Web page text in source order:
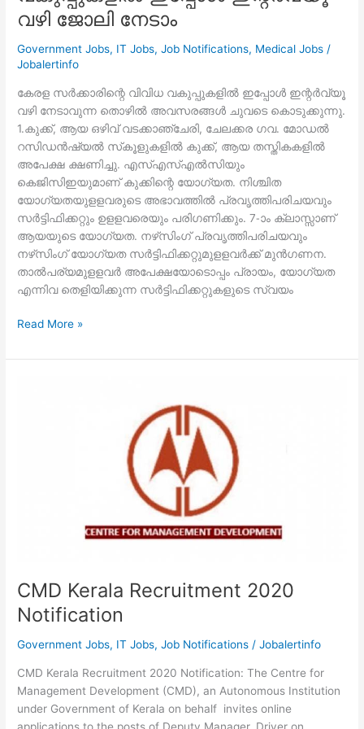
വഴി ജോലി നേടാം
Government Jobs, IT Jobs,Job Notifications, Medical Jobs /
Jobalertinfo
കേരള സർക്കാരിന്റെ വിവിധ വകുപ്പുകളിൽ ഇപ്പോൾ ഇന്റർവ്യൂ
വഴി നേടാവുന്ന തൊഴിൽ അവസരങ്ങൾ ചുവടെ കൊടുക്കുന്നു.
1.കുക്ക്, ആയ ഒഴിവ് വടക്കാഞ്ചേരി, ചേലക്കര ഗവ. മോഡൽ
റസിഡൻഷ്യൽ സ്‌കൂളുകളിൽ കുക്ക്, ആയ തസ്തികകളിൽ
അപേക്ഷ ക്ഷണിച്ചു. എസ്എസ്എൽസിയും
കെജിസിഇയുമാണ് കുക്കിന്റെ യോഗ്യത. നിശ്ചിത
യോഗ്യതയുളളവരുടെ അഭാവത്തിൽ പ്രവൃത്തിപരിചയവും
സർട്ടിഫിക്കറ്റും ഉളളവരെയും പരിഗണിക്കും. 7-ാം ക്ലാസ്സാണ്
ആയയുടെ യോഗ്യത. നഴ്‌സിംഗ് പ്രവൃത്തിപരിചയവും
നഴ്‌സിംഗ് യോഗ്യത സർട്ടിഫിക്കറ്റുമുളളവർക്ക് മുൻഗണന.
താൽപര്യമുളളവർ അപേക്ഷയോടൊപ്പം പ്രായം, യോഗ്യത
എന്നിവ തെളിയിക്കുന്ന സർട്ടിഫിക്കറ്റുകളുടെ സ്വയം
കേരള
വിവിധ
Read More »
CMD Kerala Recruitment 2020
Notification
Government Jobs, IT Jobs,Job Notifications /Jobalertinfo
CMD Kerala Recruitment 2020 Notification: The Centre for
Management Development (CMD), an Autonomous Institution
under Government of Kerala on behalf invites online
applications to the posts of Deputy Manager, Driver on